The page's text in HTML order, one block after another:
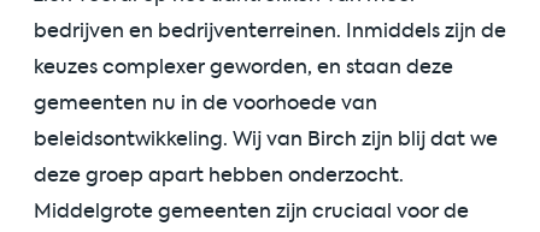
bedrijven en bedrijventerreinen. Inmiddels zijn de
keuzes complexer geworden, en staan deze
gemeenten nu in de voorhoede van
beleidsontwikkeling. Wij van Birch zijn blij dat we
deze groep apart hebben onderzocht.
Middelgrote gemeenten zijn cruciaal voor de